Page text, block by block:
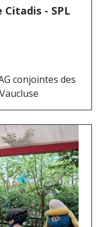
Citadis - SPL
conjointes des